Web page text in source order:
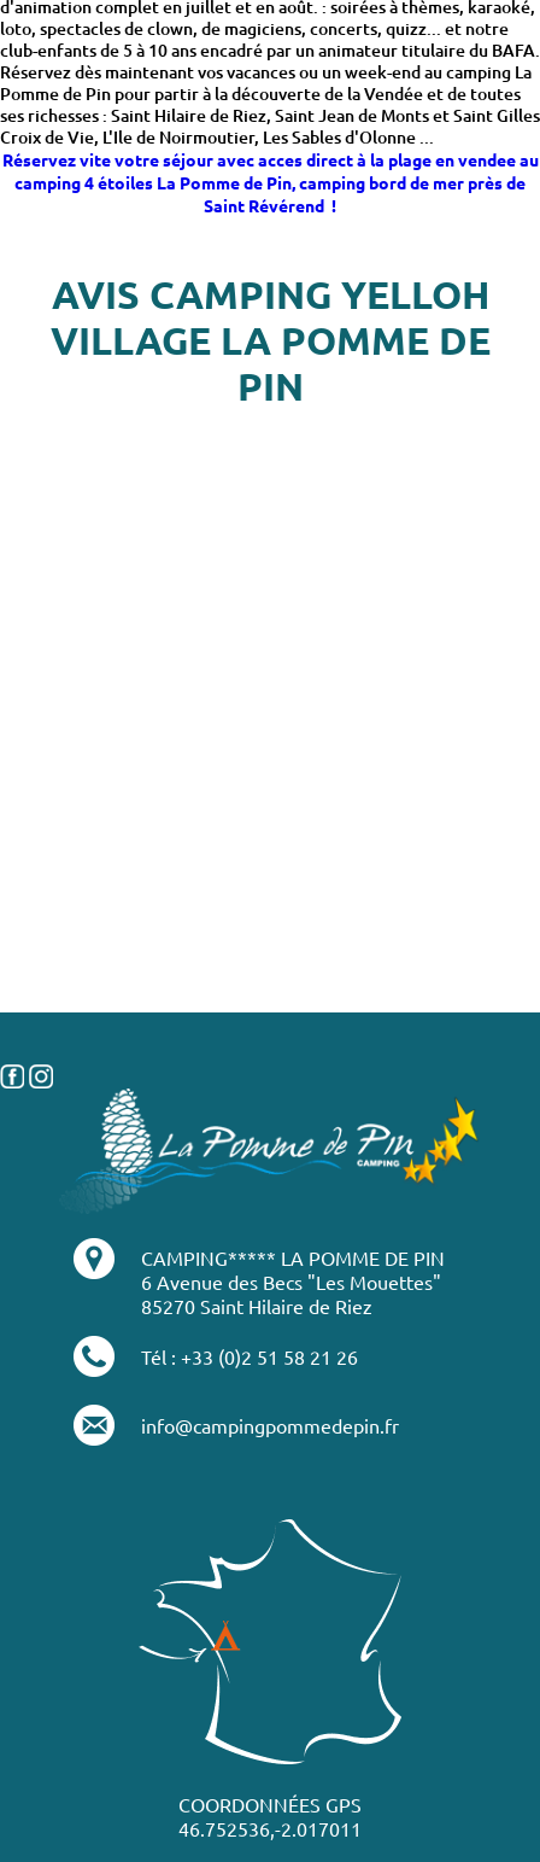
d'animation complet en juillet et en août. : soirées à thèmes, karaoké,
loto, spectacles de clown, de magiciens, concerts, quizz... et notre
club-enfants de 5 à 10 ans encadré par un animateur titulaire du BAFA.
Réservez dès maintenant vos vacances ou un week-end au camping La
Pomme de Pin pour partir à la découverte de la Vendée et de toutes
ses richesses : Saint Hilaire de Riez, Saint Jean de Monts et Saint Gilles
Croix de Vie, L'Ile de Noirmoutier, Les Sables d'Olonne ...
Réservez vite votre séjour avec acces direct à la plage en vendee au
camping 4 étoiles La Pomme de Pin, camping bord de mer près de
Saint Révérend !
AVIS CAMPING YELLOH
VILLAGE LA POMME DE
PIN
CAMPING***** LA POMME DE PIN
6 Avenue des Becs "Les Mouettes"
85270 Saint Hilaire de Riez
Tél : +33 (0)2 51 58 21 26
info@campingpommedepin.fr
COORDONNÉES GPS
46.752536,-2.017011